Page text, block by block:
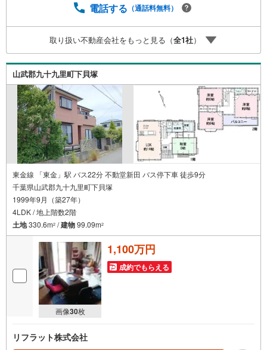
電話する （通話料無料）
取り扱い不動産会社をもっと見る（全1社）
山武郡九十九里町下貝塚
東金線 「東金」駅 バス22分 不動堂新田 バス停下車 徒歩9分
千葉県山武郡九十九里町下貝塚
1999年9月（築27年）
4LDK / 地上階数2階
土地330.6m2 /建物99.09m2
画像30枚
1,100万円
成約でもらえる
リフラット株式会社